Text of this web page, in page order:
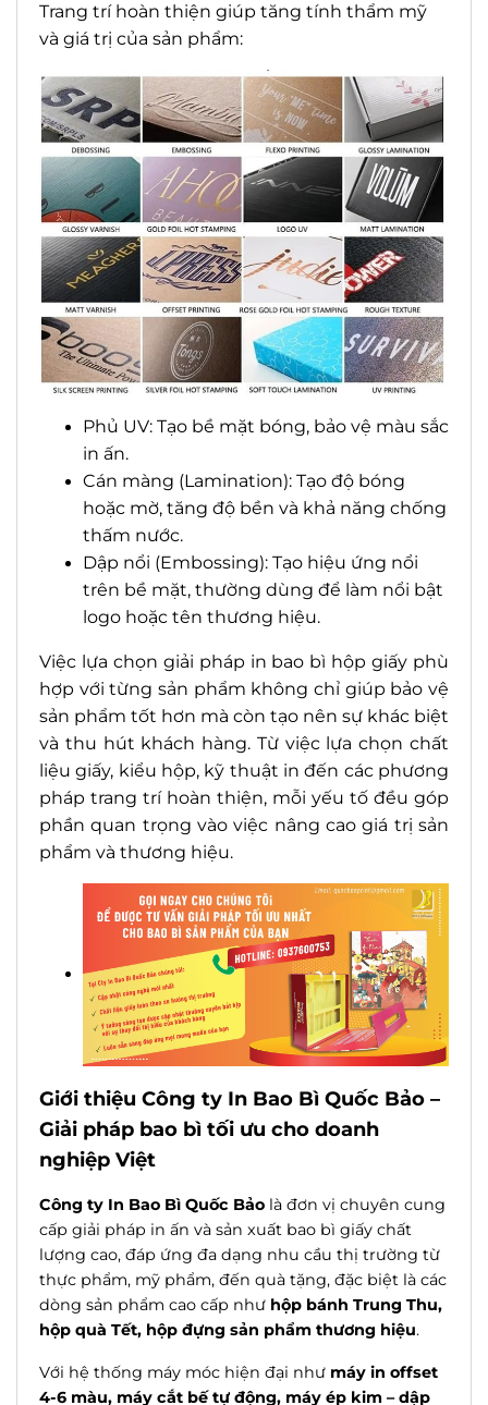
Trang trí hoàn thiện giúp tăng tính thẩm mỹ
và giá trị của sản phẩm:
Phủ UV: Tạo bề mặt bóng, bảo vệ màu sắc
in ấn.
Cán màng (Lamination): Tạo độ bóng
hoặc mờ, tăng độ bền và khả năng chống
thấm nước.
Dập nổi (Embossing): Tạo hiệu ứng nổi
trên bề mặt, thường dùng để làm nổi bật
logo hoặc tên thương hiệu.
Việc lựa chọn giải pháp in bao bì hộp giấy phù
hợp với từng sản phẩm không chỉ giúp bảo vệ
sản phẩm tốt hơn mà còn tạo nên sự khác biệt
và thu hút khách hàng. Từ việc lựa chọn chất
liệu giấy, kiểu hộp, kỹ thuật in đến các phương
pháp trang trí hoàn thiện, mỗi yếu tố đều góp
phần quan trọng vào việc nâng cao giá trị sản
phẩm và thương hiệu.
Giới thiệu Công ty In Bao Bì Quốc Bảo –
Giải pháp bao bì tối ưu cho doanh
nghiệp Việt
Công ty In Bao Bì Quốc Bảo là đơn vị chuyên cung
cấp giải pháp in ấn và sản xuất bao bì giấy chất
lượng cao, đáp ứng đa dạng nhu cầu thị trường từ
thực phẩm, mỹ phẩm, đến quà tặng, đặc biệt là các
dòng sản phẩm cao cấp như hộp bánh Trung Thu,
hộp quà Tết, hộp đựng sản phẩm thương hiệu.
Với hệ thống máy móc hiện đại như máy in offset
4-6 màu, máy cắt bế tự động, máy ép kim – dập